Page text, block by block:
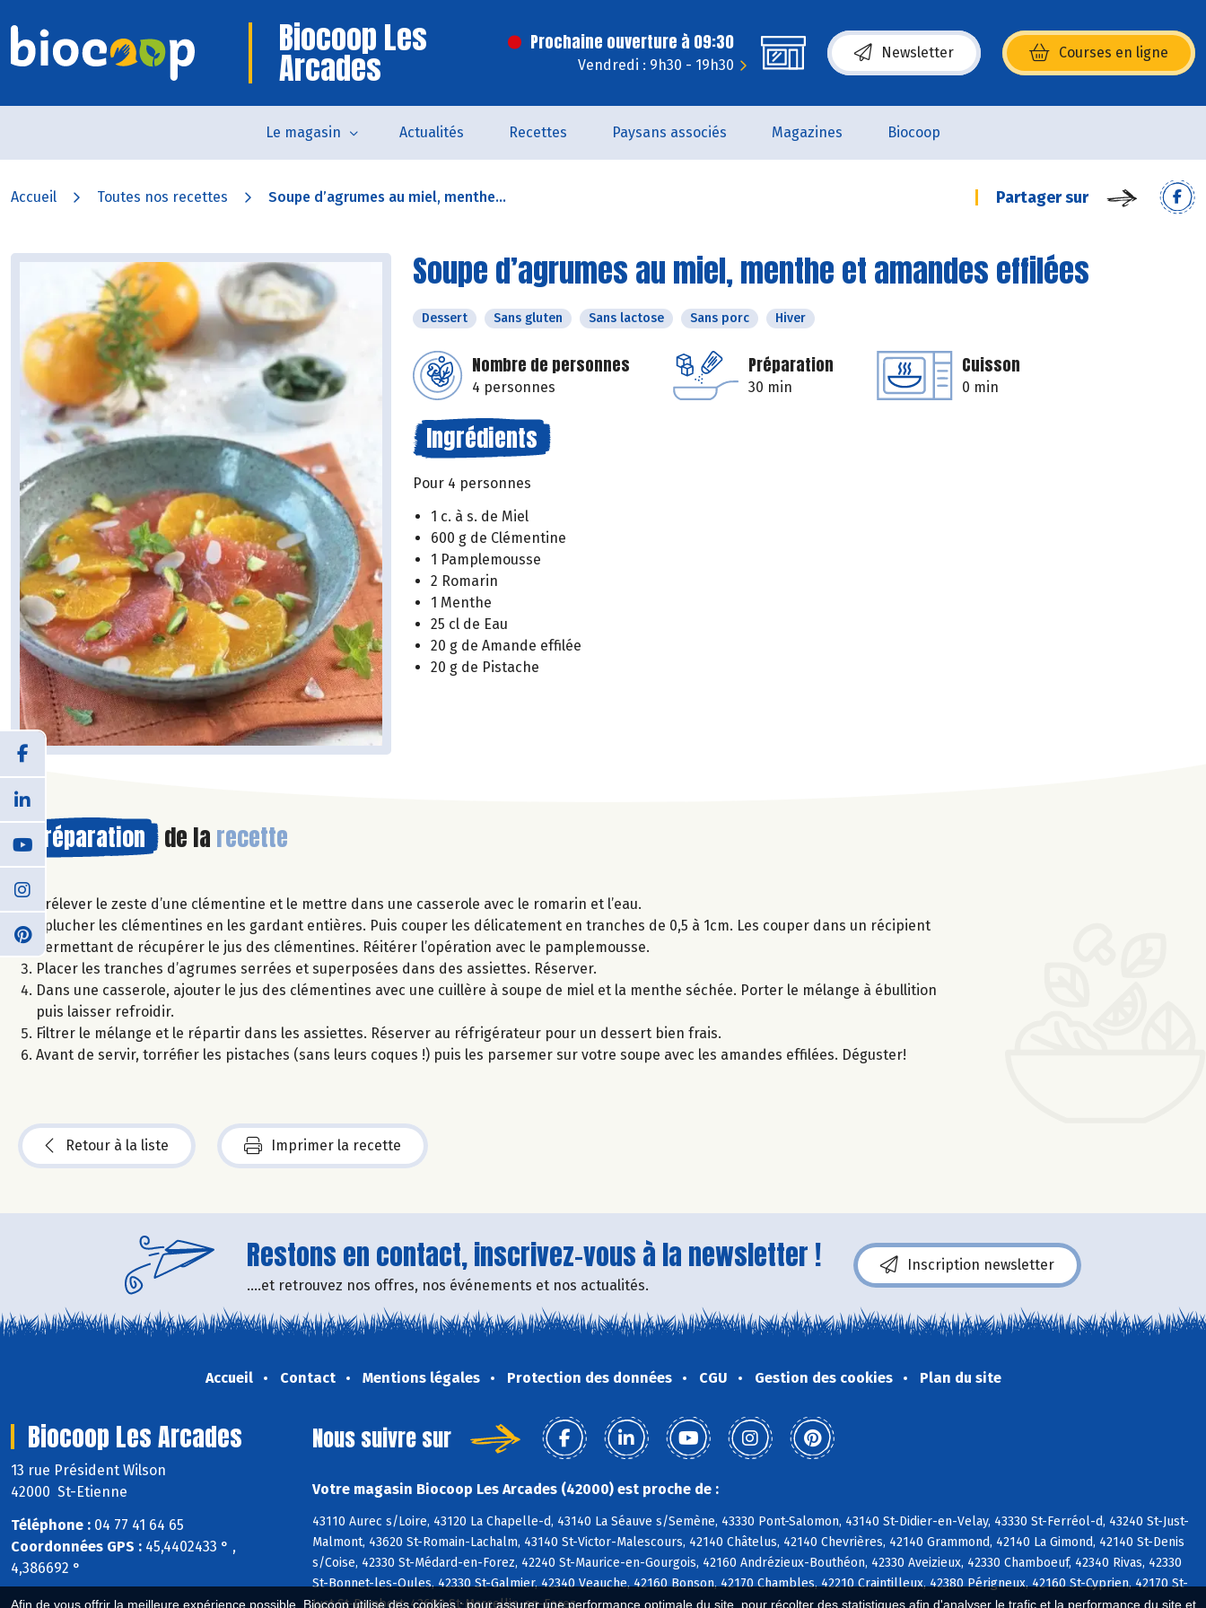
Afin de vous offrir la meilleure expérience possible, Biocoop utilise des cookies : pour assurer une performance optimale du site, pour récolter des statistiques afin d'analyser le trafic et la performance du site et
Biocoop Les
Arcades
Prochaine ouverture à 09:30
Vendredi : 9h30 - 19h30
Newsletter Courses en ligne
(s’ouvre dans une nouvelle fenêtre)
Le magasin Actualités Recettes Paysans associés Magazines Biocoop
Accueil Toutes nos recettes Soupe d’agrumes au miel, menthe... Partager sur
Soupe d’agrumes au miel, menthe et amandes effilées
Dessert Sans gluten Sans lactose Sans porc Hiver
Nombre de personnes
4 personnes
Préparation
30 min
Cuisson
0 min
Ingrédients
Pour 4 personnes
1 c. à s. de Miel
600 g de Clémentine
1 Pamplemousse
2 Romarin
1 Menthe
25 cl de Eau
20 g de Amande effilée
20 g de Pistache
Préparation de la recette
Prélever le zeste d’une clémentine et le mettre dans une casserole avec le romarin et l’eau.
Éplucher les clémentines en les gardant entières. Puis couper les délicatement en tranches de 0,5 à 1cm. Les couper dans un récipient
permettant de récupérer le jus des clémentines. Réitérer l’opération avec le pamplemousse.
Placer les tranches d’agrumes serrées et superposées dans des assiettes. Réserver.
Dans une casserole, ajouter le jus des clémentines avec une cuillère à soupe de miel et la menthe séchée. Porter le mélange à ébullition
puis laisser refroidir.
Filtrer le mélange et le répartir dans les assiettes. Réserver au réfrigérateur pour un dessert bien frais.
Avant de servir, torréfier les pistaches (sans leurs coques !) puis les parsemer sur votre soupe avec les amandes effilées. Déguster!
Retour à la liste Imprimer la recette
Restons en contact, inscrivez-vous à la newsletter !
....et retrouvez nos offres, nos événements et nos actualités.
Inscription newsletter
Accueil Contact Mentions légales Protection des données CGU Gestion des cookies Plan du site
Biocoop Les Arcades
13 rue Président Wilson
42000 St-Etienne
Téléphone : 04 77 41 64 65
Coordonnées GPS : 45,4402433 ° ,
4,386692 °
Nous suivre sur
Votre magasin Biocoop Les Arcades (42000) est proche de :
43110 Aurec s/Loire, 43120 La Chapelle-d, 43140 La Séauve s/Semène, 43330 Pont-Salomon, 43140 St-Didier-en-Velay, 43330 St-Ferréol-d, 43240 St-Just-
Malmont, 43620 St-Romain-Lachalm, 43140 St-Victor-Malescours, 42140 Châtelus, 42140 Chevrières, 42140 Grammond, 42140 La Gimond, 42140 St-Denis
s/Coise, 42330 St-Médard-en-Forez, 42240 St-Maurice-en-Gourgois, 42160 Andrézieux-Bouthéon, 42330 Aveizieux, 42330 Chamboeuf, 42340 Rivas, 42330
St-Bonnet-les-Oules, 42330 St-Galmier, 42340 Veauche, 42160 Bonson, 42170 Chambles, 42210 Craintilleux, 42380 Périgneux, 42160 St-Cyprien, 42170 St-
Just-St-Rambert, 42680 St-Marcellin-en-Forez